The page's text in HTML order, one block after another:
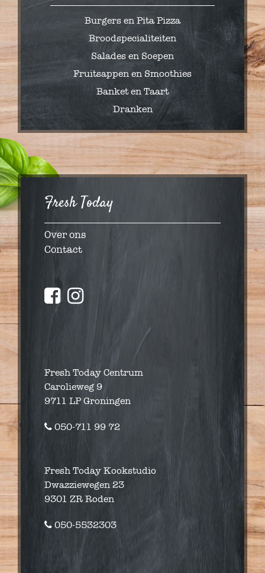
Burgers en Pita Pizza
Broodspecialiteiten
Salades en Soepen
Fruitsappen en Smoothies
Banket en Taart
Dranken
Fresh Today
Over ons
Contact
Fresh Today Centrum
Carolieweg 9
9711 LP Groningen
050-711 99 72
Fresh Today Kookstudio
Dwazziewegen 23
9301 ZR Roden
050-5532303